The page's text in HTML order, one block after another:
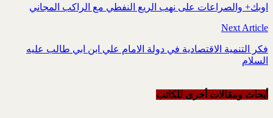
اوبك+ والصراعات على نهب الريع النفطي مع الراكب المجاني
Next Article
فكر التنمية الاقتصادية في دولة الامام علي ابن ابي طالب عليه
السلام
أبحاث ومقالات أخرى للکاتب